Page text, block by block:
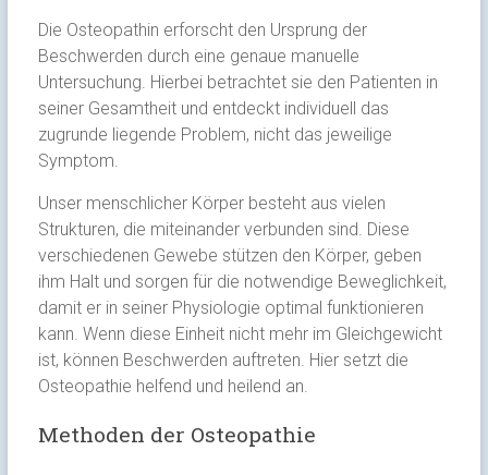
Die Osteopathin erforscht den Ursprung der
Beschwerden durch eine genaue manuelle
Untersuchung. Hierbei betrachtet sie den Patienten in
seiner Gesamtheit und entdeckt individuell das
zugrunde liegende Problem, nicht das jeweilige
Symptom.
Unser menschlicher Körper besteht aus vielen
Strukturen, die miteinander verbunden sind. Diese
verschiedenen Gewebe stützen den Körper, geben
ihm Halt und sorgen für die notwendige Beweglichkeit,
damit er in seiner Physiologie optimal funktionieren
kann. Wenn diese Einheit nicht mehr im Gleichgewicht
ist, können Beschwerden auftreten. Hier setzt die
Osteopathie helfend und heilend an.
Methoden der Osteopathie